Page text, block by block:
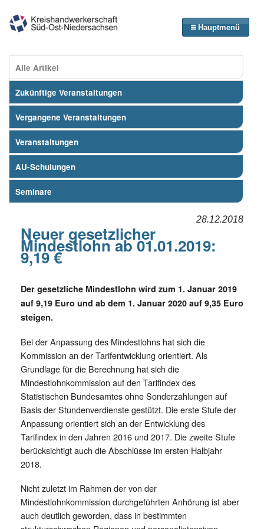
Hauptmenü
Alle Artikel
Zukünftige Veranstaltungen
Vergangene Veranstaltungen
Veranstaltungen
AU-Schulungen
Seminare
28.12.2018
Neuer gesetzlicher
Mindestlohn ab 01.01.2019:
9,19 €
Der gesetzliche Mindestlohn wird zum 1. Januar 2019
auf 9,19 Euro und ab dem 1. Januar 2020 auf 9,35 Euro
steigen.
Bei der Anpassung des Mindestlohns hat sich die
Kommission an der Tarifentwicklung orientiert. Als
Grundlage für die Berechnung hat sich die
Mindestlohnkommission auf den Tarifindex des
Statistischen Bundesamtes ohne Sonderzahlungen auf
Basis der Stundenverdienste gestützt. Die erste Stufe der
Anpassung orientiert sich an der Entwicklung des
Tarifindex in den Jahren 2016 und 2017. Die zweite Stufe
berücksichtigt auch die Abschlüsse im ersten Halbjahr
2018.
Nicht zuletzt im Rahmen der von der
Mindestlohnkommission durchgeführten Anhörung ist aber
auch deutlich geworden, dass in bestimmten